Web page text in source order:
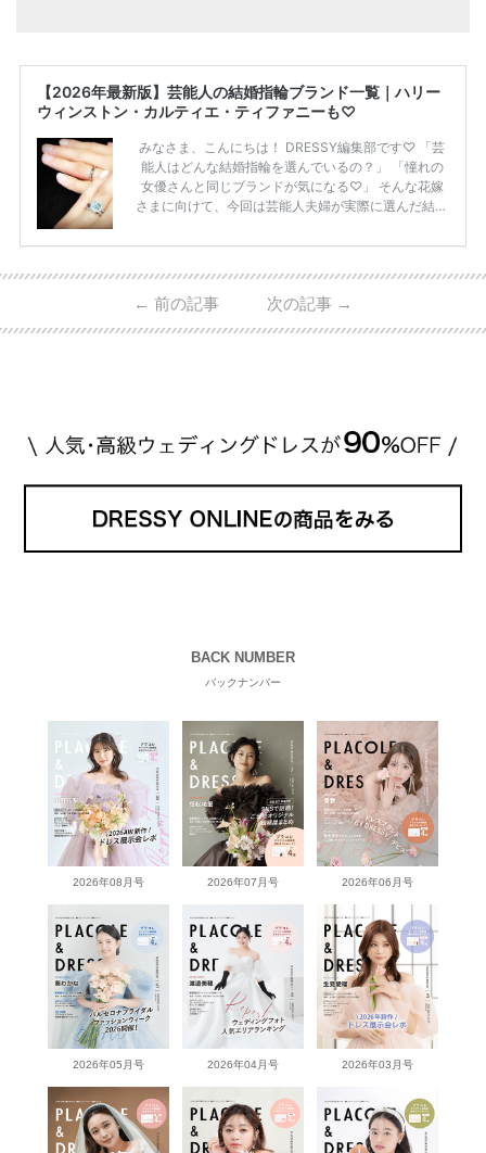
【2026年最新版】芸能人の結婚指輪ブランド一覧｜ハリー
ウィンストン・カルティエ・ティファニーも♡
みなさま、こんにちは！ DRESSY編集部です♡ 「芸
能人はどんな結婚指輪を選んでいるの？」 「憧れの
女優さんと同じブランドが気になる♡」 そんな花嫁
さまに向けて、今回は芸能人夫婦が実際に選んだ結婚
ーウィンストンやカルティエ、ティファニーなど世界
日本で人気のブランドまで幅広くご紹介。 さらに、
・愛用している芸能人夫婦 ・リングの特徴や魅力 ・
← 前の記事 次の記事 →
BACK NUMBER
バックナンバー
2026年08月号 2026年07月号 2026年06月号
2026年05月号 2026年04月号 2026年03月号